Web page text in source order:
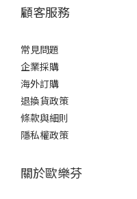
物是否偏酸，參考醫師建議
暫時減少食物殘留，再找機
險。正確刷牙方式矯正器讓
效維持口腔健康哦：選擇工
為矯正設計的V字型牙刷，
齦呈45度角，輕柔以小範圍
方、牙縫與咬合面。清潔步
角。時間掌握：每次刷牙應
貼心提醒：可搭配矯正專用
顧客服務
常見問題
企業採購
海外訂購
退換貨政策
條款與細則
隱私權政策
關於歐樂芬